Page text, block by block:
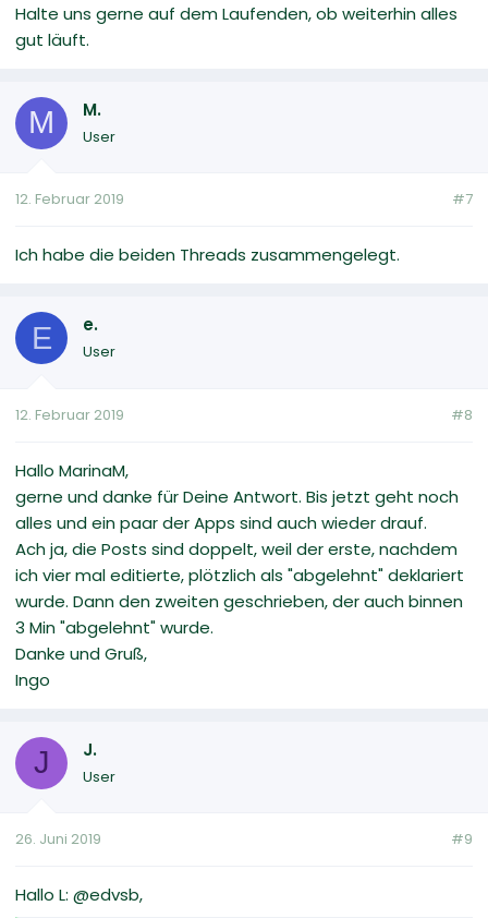
Halte uns gerne auf dem Laufenden, ob weiterhin alles
gut läuft.
M M.
User
12. Februar 2019 #7
Ich habe die beiden Threads zusammengelegt.
E e.
User
12. Februar 2019 #8
Hallo MarinaM,
gerne und danke für Deine Antwort. Bis jetzt geht noch
alles und ein paar der Apps sind auch wieder drauf.
Ach ja, die Posts sind doppelt, weil der erste, nachdem
ich vier mal editierte, plötzlich als "abgelehnt" deklariert
wurde. Dann den zweiten geschrieben, der auch binnen
3 Min "abgelehnt" wurde.
Danke und Gruß,
Ingo
J J.
User
26. Juni 2019 #9
Hallo L: @edvsb,